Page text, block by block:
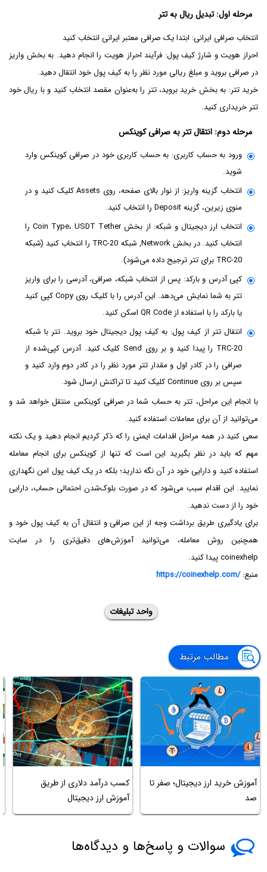
مرحله اول: تبدیل ریال به تتر
انتخاب صرافی ایرانی: ابتدا یک صرافی معتبر ایرانی انتخاب کنید
احراز هویت و شارژ کیف پول: فرآیند احراز هویت را انجام دهید. به بخش واریز
در صرافی بروید و مبلغ ریالی مورد نظر را به کیف پول خود انتقال دهید.
خرید تتر: به بخش خرید بروید، تتر را به‌عنوان مقصد انتخاب کنید و با ریال خود
تتر خریداری کنید.
مرحله دوم: انتقال تتر به صرافی کوینکس
ورود به حساب کاربری: به حساب کاربری خود در صرافی کوینکس وارد
شوید.
انتخاب گزینه واریز: از نوار بالای صفحه، روی Assets کلیک کنید و در
منوی زیرین، گزینه Deposit را انتخاب کنید.
انتخاب ارز دیجیتال و شبکه: از بخش Coin Type، USDT Tether را
انتخاب کنید. در بخش Network, شبکه TRC-20 را انتخاب کنید (شبکه
TRC-20 برای تتر ترجیح داده می‌شود).
کپی آدرس و بارکد: پس از انتخاب شبکه، صرافی، آدرسی را برای واریز
تتر به شما نمایش می‌دهد. این آدرس را با کلیک روی Copy کپی کنید
یا بارکد را با استفاده از QR Code اسکن کنید.
انتقال تتر از کیف پول: به کیف پول دیجیتال خود بروید. تتر با شبکه
TRC-20 را پیدا کنید و بر روی Send کلیک کنید. آدرس کپی‌شده از
صرافی را در کادر اول و مقدار تتر مورد نظر را در کادر دوم وارد کنید و
سپس بر روی Continue کلیک کنید تا تراکنش ارسال شود.
با انجام این مراحل، تتر به حساب شما در صرافی کوینکس منتقل خواهد شد و
می‌توانید از آن برای معاملات استفاده کنید.
سعی کنید در همه مراحل اقدامات ایمنی را که ذکر کردیم انجام دهید و یک نکته
مهم که باید در نظر بگیرید این است که تنها از کوینکس برای انجام معامله
استفاده کنید و دارایی خود در آن نگه ندارید؛ بلکه در یک کیف پول امن نگهداری
نمایید. این اقدام سبب می‌شود که در صورت بلوک‌شدن احتمالی حساب، دارایی
خود را از دست ندهید.
برای یادگیری طریق برداشت وجه از این صرافی و انتقال آن به کیف پول خود و
همچنین روش معامله، می‌توانید آموزش‌های دقیق‌تری را در سایت
coinexhelp پیدا کنید.
منبع:https://coinexhelp.com/
واحد تبلیغات
مطالب مرتبط
آموزش خرید ارز دیجیتال؛ صفر تا
صد
کسب درآمد دلاری از طریق
آموزش ارز دیجیتال
سوالات و پاسخ‌ها و دیدگاه‌ها